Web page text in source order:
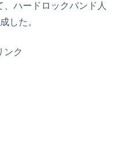
ハードロックバンド人
した。
ンク